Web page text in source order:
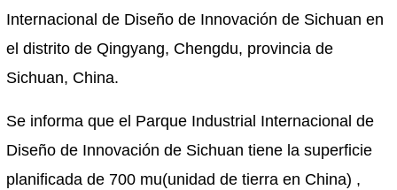
Internacional de Diseño de Innovación de Sichuan en
el distrito de Qingyang, Chengdu, provincia de
Sichuan, China.
Se informa que el Parque Industrial Internacional de
Diseño de Innovación de Sichuan tiene la superficie
planificada de 700 mu(unidad de tierra en China) ,